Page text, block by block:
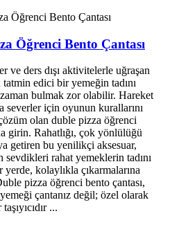
Öğrenci Bento Çantası
ve ders dışı aktivitelerle uğraşan
edici bir yemeğin tadını
bulmak zor olabilir. Hareket
severler için oyunun kurallarını
olan duble pizza öğrenci
girin. Rahatlığı, çok yönlülüğü
getiren bu yenilikçi aksesuar,
sevdikleri rahat yemeklerin tadını
yerde, kolaylıkla çıkarmalarına
pizza öğrenci bento çantası,
çantanız değil; özel olarak
...